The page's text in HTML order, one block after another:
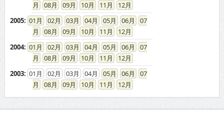
08
09 10 11
12
2005: 01 02 03 04 05 06
07
08
09 10 11
12
2004: 01 02 03 04 05 06
07
08
09 10 11
12
2003: 01 02 03 04 05 06
07
08
09 10 11 12